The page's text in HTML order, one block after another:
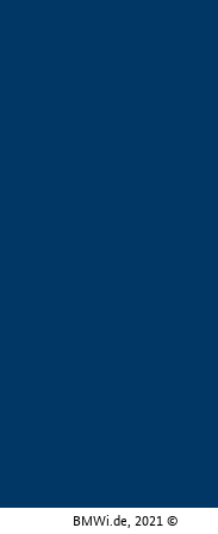
BMWi.de, 2021 ©